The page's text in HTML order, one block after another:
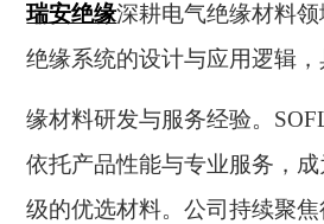
瑞安绝缘深耕电气绝缘材料
绝缘系统的设计与应用逻辑
缘材料研发与服务经验。
依托产品性能与专业服务，
级的优选材料。公司持续聚